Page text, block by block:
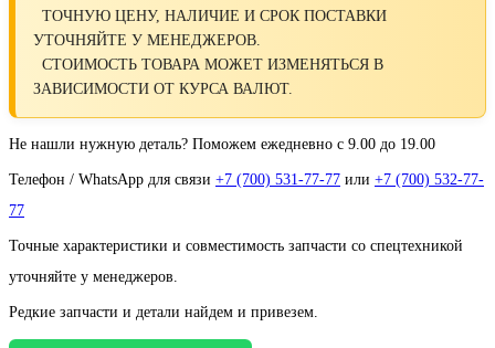
ТОЧНУЮ ЦЕНУ, НАЛИЧИЕ И СРОК ПОСТАВКИ
УТОЧНЯЙТЕ У МЕНЕДЖЕРОВ.
СТОИМОСТЬ ТОВАРА МОЖЕТ ИЗМЕНЯТЬСЯ В
ЗАВИСИМОСТИ ОТ КУРСА ВАЛЮТ.
Не нашли нужную деталь? Поможем ежедневно с 9.00 до 19.00
Телефон / WhatsApp для связи +7 (700) 531-77-77 или +7 (700) 532-77-
77
Точные характеристики и совместимость запчасти со спецтехникой
уточняйте у менеджеров.
Редкие запчасти и детали найдем и привезем.